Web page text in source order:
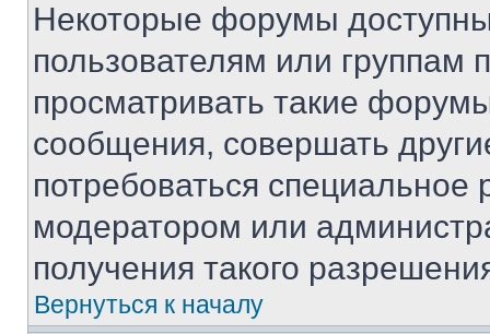
Некоторые форумы
пользователям или группам
просматривать такие
сообщения, совершать
потребоваться
модератором или
получения такого
Вернуться к началу